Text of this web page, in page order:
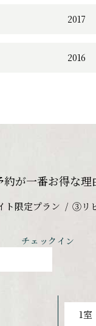
2017
2016
約が一番お得な理
ト限定プラン ③リ
チェックイン